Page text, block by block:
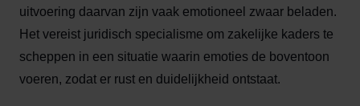
uitvoering daarvan zijn vaak emotioneel zwaar beladen.
Het vereist juridisch specialisme om zakelijke kaders te
scheppen in een situatie waarin emoties de boventoon
voeren, zodat er rust en duidelijkheid ontstaat.